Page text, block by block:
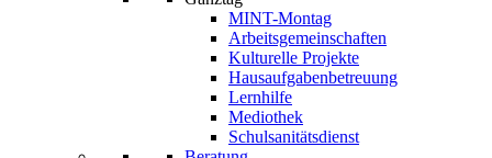
MINT-Montag
Arbeitsgemeinschaften
Kulturelle Projekte
Hausaufgabenbetreuung
Lernhilfe
Mediothek
Schulsanitätsdienst